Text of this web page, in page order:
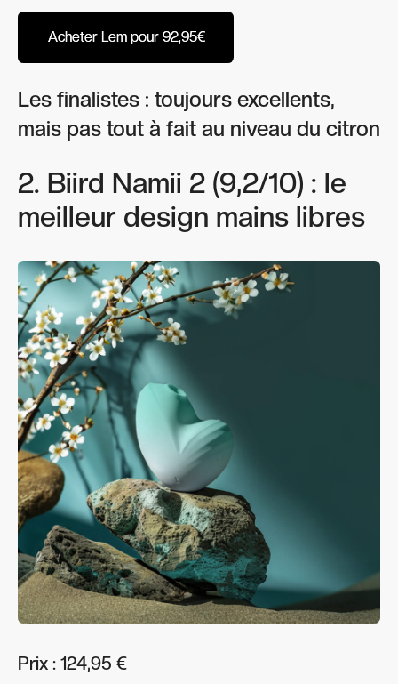
Acheter Lem pour 92,95€
Acheter Lem pour 92,95€
Les finalistes : toujours excellents,
mais pas tout à fait au niveau du citron
2. Biird Namii 2 (9,2/10) : le
meilleur design mains libres
Prix : 124,95 €